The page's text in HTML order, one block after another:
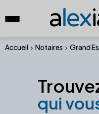
alex
Accueil Notaires Grand
qui